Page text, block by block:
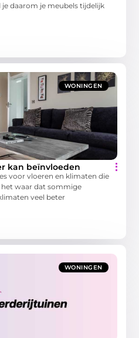
daarom je meubels tijdelijk
WONINGEN
kan beïnvloeden
voor vloeren en klimaten die
het waar dat sommige
veel beter
WONINGEN